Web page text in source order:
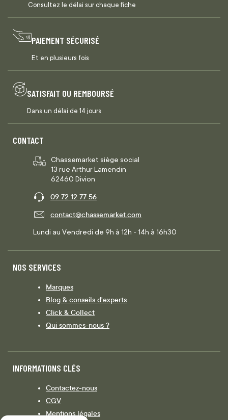
Consultez le délai sur chaque fiche
PAIEMENT SÉCURISÉ
Et en plusieurs fois
SATISFAIT OU REMBOURSÉ
Dans un délai de 14 jours
CONTACT
Chassemarket siège social
13 rue Arthur Lamendin
62460 Divion
09 72 12 77 56
contact@chassemarket.com
Lundi au Vendredi de 9h à 12h - 14h à 16h30
NOS SERVICES
Marques
Blog & conseils d'experts
Click & Collect
Qui sommes-nous ?
INFORMATIONS CLÉS
Contactez-nous
CGV
Mentions légales